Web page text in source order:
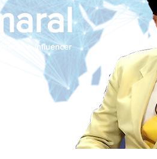
e influencer